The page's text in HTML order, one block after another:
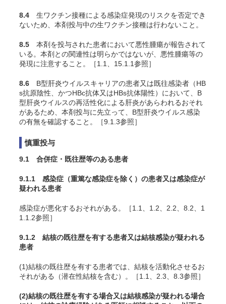
8.4 生ワクチン接種による感染症発現のリスクを否定でき
ないため、本剤投与中の生ワクチン接種は行わないこと。
8.5 本剤を投与された患者において悪性腫瘍が報告されて
いる。本剤との関連性は明らかではないが、悪性腫瘍等の
発現に注意すること。［1.1、15.1.1参照］
8.6 B型肝炎ウイルスキャリアの患者又は既往感染者（HB
s抗原陰性、かつHBc抗体又はHBs抗体陽性）において、B
型肝炎ウイルスの再活性化による肝炎があらわれるおそれ
があるため、本剤投与に先立って、B型肝炎ウイルス感染
の有無を確認すること。［9.1.3参照］
慎重投与
9.1 合併症・既往歴等のある患者
9.1.1 感染症（重篤な感染症を除く）の患者又は感染症が
疑われる患者
感染症が悪化するおそれがある。［1.1、1.2、2.2、8.2、1
1.1.2参照］
9.1.2 結核の既往歴を有する患者又は結核感染が疑われる
患者
(1)結核の既往歴を有する患者では、結核を活動化させるお
それがある（潜在性結核を含む）。［1.1、2.3、8.3参照］
(2)結核の既往歴を有する場合又は結核感染が疑われる場合